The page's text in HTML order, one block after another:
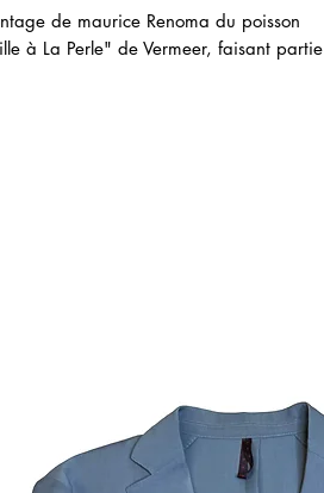
de maurice Renoma du poisson
à La Perle" de Vermeer, faisant partie